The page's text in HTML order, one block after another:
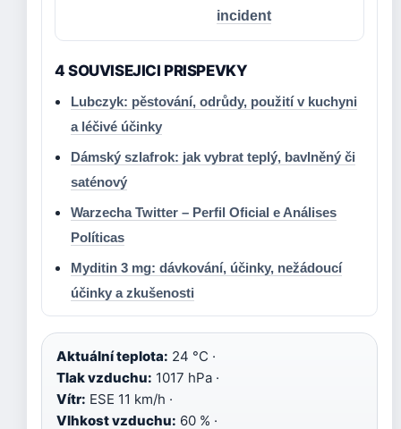
incident
4 SOUVISEJICI PRISPEVKY
Lubczyk: pěstování, odrůdy, použití v kuchyni
a léčivé účinky
Dámský szlafrok: jak vybrat teplý, bavlněný či
saténový
Warzecha Twitter – Perfil Oficial e Análises
Políticas
Myditin 3 mg: dávkování, účinky, nežádoucí
účinky a zkušenosti
Aktuální teplota: 24 °C ·
Tlak vzduchu: 1017 hPa ·
Vítr: ESE 11 km/h ·
Vlhkost vzduchu: 60 % ·